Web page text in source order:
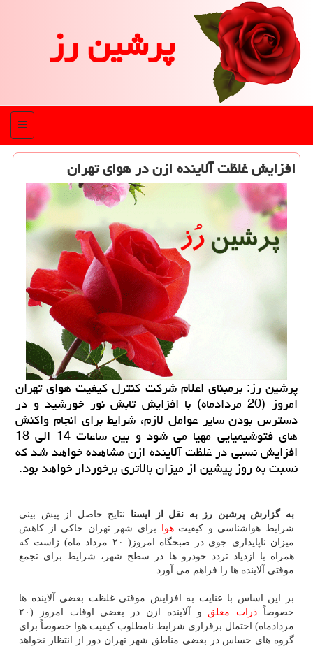
پرشین رز
منو
افزایش غلظت آلاینده ازن در هوای تهران
پرشین رز: برمبنای اعلام شركت كنترل كیفیت هوای تهران
امروز (20 مردادماه) با افزایش تابش نور خورشید و در
دسترس بودن سایر عوامل لازم، شرایط برای انجام واكنش
های فتوشیمیایی مهیا می شود و بین ساعات 14 الی 18
افزایش نسبی در غلظت آلاینده ازن مشاهده خواهد شد كه
نسبت به روز پیشین از میزان بالاتری برخوردار خواهد بود.
به گزارش پرشین رز به نقل از ایسنا نتایج حاصل از پیش بینی
شرایط هواشناسی و كیفیتهوا برای شهر تهران حاكی از كاهش
میزان ناپایداری جوی در صبحگاه امروز( ۲۰ مرداد ماه) ژاست كه
همراه با ازدیاد تردد خودرو ها در سطح شهر، شرایط برای تجمع
موقتی آلاینده ها را فراهم می آورد.
بر این اساس با عنایت به افزایش موقتی غلظت بعضی آلاینده ها
خصوصاً ذرات معلق
و آلاینده ازن در بعضی اوقات امروز (۲۰
مردادماه) احتمال برقراری شرایط نامطلوب كیفیت هوا خصوصاً برای
گروه های حساس در بعضی مناطق شهر تهران دور از انتظار نخواهد